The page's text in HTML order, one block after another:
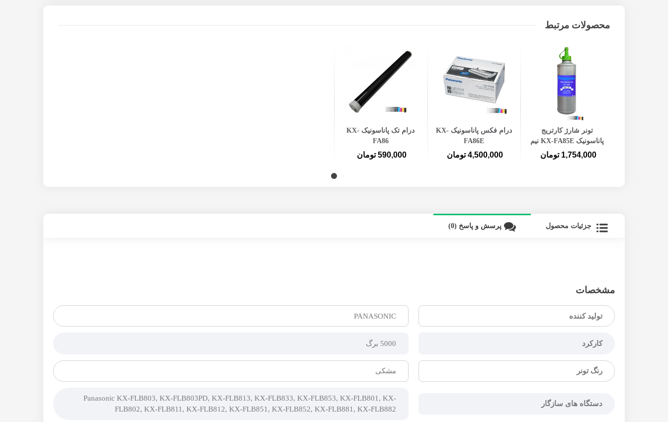
محصولات مرتبط
افزودن به سبد خرید
تونر شارژ کارتریج
پاناسونیک KX-FA85E نیم
کیلویی
1,754,000 تومان
افزودن به سبد خریددرام فکس پاناسونیک KX-
FA86E
4,500,000 تومان
افزودن به سبد خریددرام تک پاناسونیک KX-
FA86
590,000 تومان
جزئیات محصول پرسش و پاسخ (0)
مشخصات
تولید کننده PANASONIC
کارکرد 5000 برگ
رنگ تونر مشکی
دستگاه های سازگار
Panasonic KX-FLB803, KX-FLB803PD, KX-FLB813, KX-FLB833, KX-FLB853, KX-FLB801, KX-
FLB802, KX-FLB811, KX-FLB812, KX-FLB851, KX-FLB852, KX-FLB881, KX-FLB882